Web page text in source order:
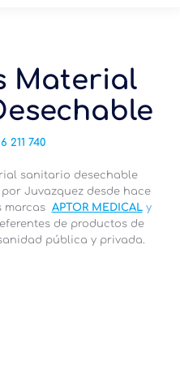
Material
211 740
sanitario desechable
Juvazquez desde hace
marcas APTOR MEDICALy
de productos de
pública y privada.